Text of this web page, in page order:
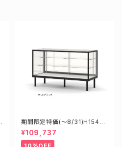
期間限定特価(～8/31)H15450
B W1500D450H900mm 新
型業務用ガラスケース ショーケ
ース
¥109,737